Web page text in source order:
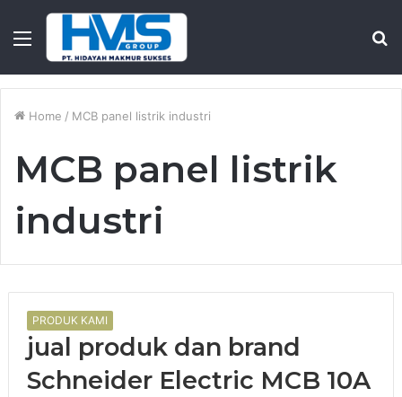
Menu
Home / MCB panel listrik industri
MCB panel listrik
industri
PRODUK KAMI
jual produk dan brand
Schneider Electric MCB 10A